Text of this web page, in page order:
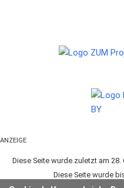
ANZEIGE
Diese Seite wurde zuletzt am
Diese Seite wurde